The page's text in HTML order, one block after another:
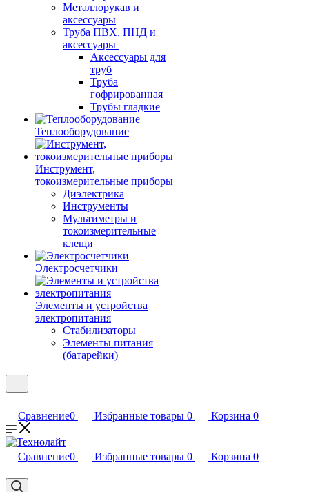
Металлорукав и
аксессуары
Труба ПВХ, ПНД и
аксессуары
Аксессуары для
труб
Труба
гофрированная
Трубы гладкие
Теплооборудование
Инструмент,
токоизмерительные приборы
Диэлектрика
Инструменты
Мультиметры и
токоизмерительные
клещи
Электросчетчики
Элементы и устройства
электропитания
Стабилизаторы
Элементы питания
(батарейки)
Сравнение0 Избранные товары 0 Корзина 0
Сравнение0 Избранные товары 0 Корзина 0